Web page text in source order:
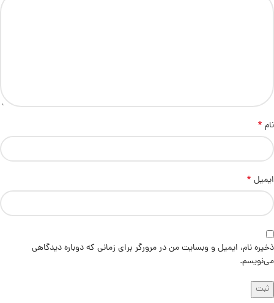
نام *
ایمیل *
ذخیره نام، ایمیل و وبسایت من در مرورگر برای زمانی که دوباره دیدگاهی
می‌نویسم.